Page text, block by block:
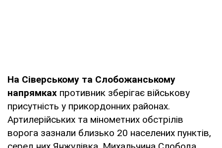
На Сіверському та Слобожанському
напрямках противник зберігає військову
присутність у прикордонних районах.
Артилерійських та мінометних обстрілів
ворога зазнали близько 20 населених пунктів,